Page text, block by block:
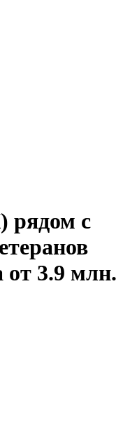
рядом с
от 3.9 млн.